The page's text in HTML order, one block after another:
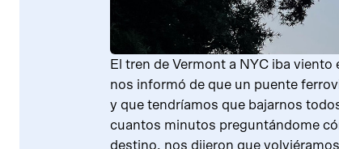
El tren de Vermont a NYC iba
nos informó de que un puente
y que tendríamos que bajarnos
cuantos minutos preguntándome
destino, nos dijeron que